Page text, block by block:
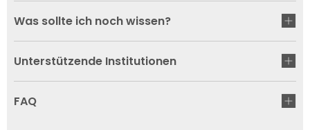
Was sollte ich noch wissen?
Unterstützende Institutionen
FAQ